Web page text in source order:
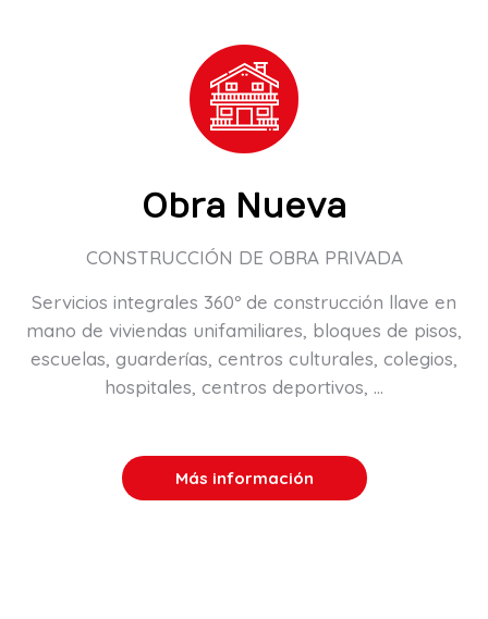
Obra Nueva
CONSTRUCCIÓN DE OBRA PRIVADA
Servicios integrales 360º de construcción llave en
mano de viviendas unifamiliares, bloques de pisos,
escuelas, guarderías, centros culturales, colegios,
hospitales, centros deportivos, …
Más información